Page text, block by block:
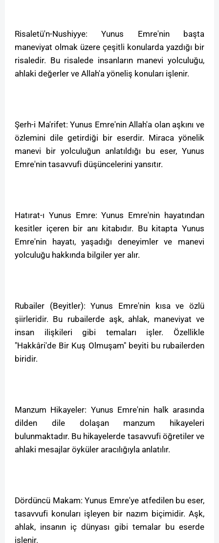
Risaletü'n-Nushiyye: Yunus Emre'nin başta
maneviyat olmak üzere çeşitli konularda yazdığı bir
risaledir. Bu risalede insanların manevi yolculuğu,
ahlaki değerler ve Allah'a yöneliş konuları işlenir.
Şerh-i Ma'rifet: Yunus Emre'nin Allah'a olan aşkını ve
özlemini dile getirdiği bir eserdir. Miraca yönelik
manevi bir yolculuğun anlatıldığı bu eser, Yunus
Emre'nin tasavvufi düşüncelerini yansıtır.
Hatırat-ı Yunus Emre: Yunus Emre'nin hayatından
kesitler içeren bir anı kitabıdır. Bu kitapta Yunus
Emre'nin hayatı, yaşadığı deneyimler ve manevi
yolculuğu hakkında bilgiler yer alır.
Rubailer (Beyitler): Yunus Emre'nin kısa ve özlü
şiirleridir. Bu rubailerde aşk, ahlak, maneviyat ve
insan ilişkileri gibi temaları işler. Özellikle
"Hakkâri'de Bir Kuş Olmuşam" beyiti bu rubailerden
biridir.
Manzum Hikayeler: Yunus Emre'nin halk arasında
dilden dile dolaşan manzum hikayeleri
bulunmaktadır. Bu hikayelerde tasavvufi öğretiler ve
ahlaki mesajlar öyküler aracılığıyla anlatılır.
Dördüncü Makam: Yunus Emre'ye atfedilen bu eser,
tasavvufi konuları işleyen bir nazım biçimidir. Aşk,
ahlak, insanın iç dünyası gibi temalar bu eserde
işlenir.